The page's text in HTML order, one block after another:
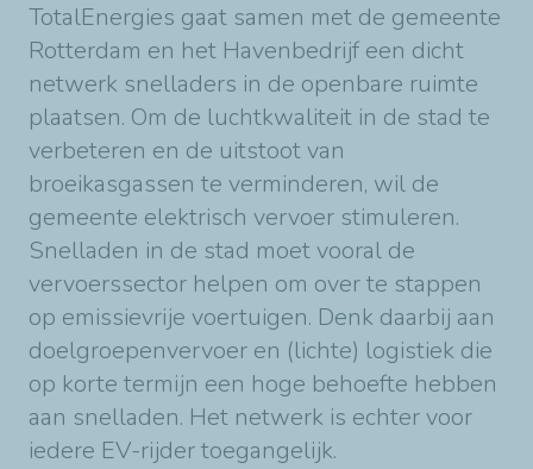
TotalEnergies gaat samen met de gemeente
Rotterdam en het Havenbedrijf een dicht
netwerk snelladers in de openbare ruimte
plaatsen. Om de luchtkwaliteit in de stad te
verbeteren en de uitstoot van
broeikasgassen te verminderen, wil de
gemeente elektrisch vervoer stimuleren.
Snelladen in de stad moet vooral de
vervoerssector helpen om over te stappen
op emissievrije voertuigen. Denk daarbij aan
doelgroepenvervoer en (lichte) logistiek die
op korte termijn een hoge behoefte hebben
aan snelladen. Het netwerk is echter voor
iedere EV-rijder toegangelijk.